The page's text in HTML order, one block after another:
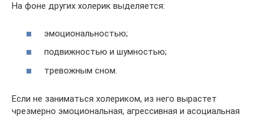
На фоне других холерик выделяется:
эмоциональностью;
подвижностью и шумностью;
тревожным сном.
Если не заниматься холериком, из него вырастет
чрезмерно эмоциональная, агрессивная и асоциальная